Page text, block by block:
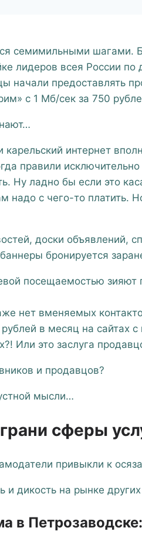
семимильными шагами.
лидеров всея России по
начали
с 1 Мб/сек за 750
карельский интернет
правили
Ну ладно бы если это
надо с чего-то платить.
доски объявлений,
бронируется
посещаемостью
нет вменяемых
в месяц на сайтах
Или это заслуга
и продавцов?
мысли…
сферы
привыкли к
дикость на рынке
в